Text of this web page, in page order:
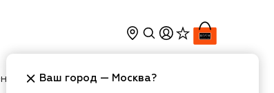
Косметика Интерьер
Ваш город — Москва?